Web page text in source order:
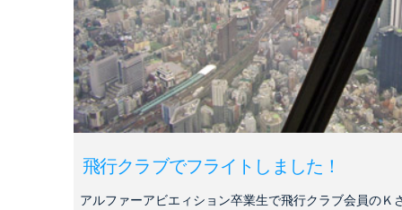
飛行クラブでフライトしました！
アルファーアビエィション卒業生で飛行クラブ会員のＫ